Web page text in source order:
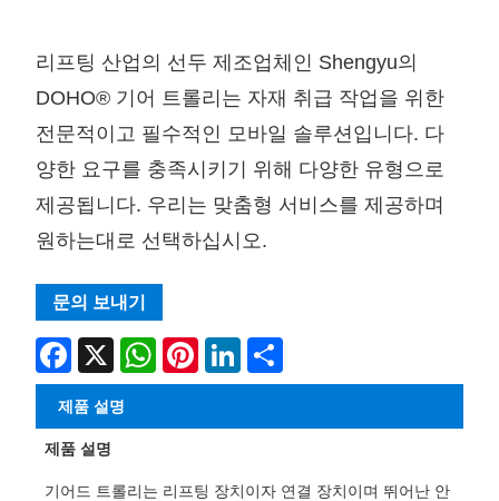
리프팅 산업의 선두 제조업체인 Shengyu의
DOHO® 기어 트롤리는 자재 취급 작업을 위한
전문적이고 필수적인 모바일 솔루션입니다. 다
양한 요구를 충족시키기 위해 다양한 유형으로
제공됩니다. 우리는 맞춤형 서비스를 제공하며
원하는대로 선택하십시오.
문의 보내기
Facebook
X WhatsAppPinterestLinkedIn
제품 설명
제품 설명
기어드 트롤리는 리프팅 장치이자 연결 장치이며 뛰어난 안